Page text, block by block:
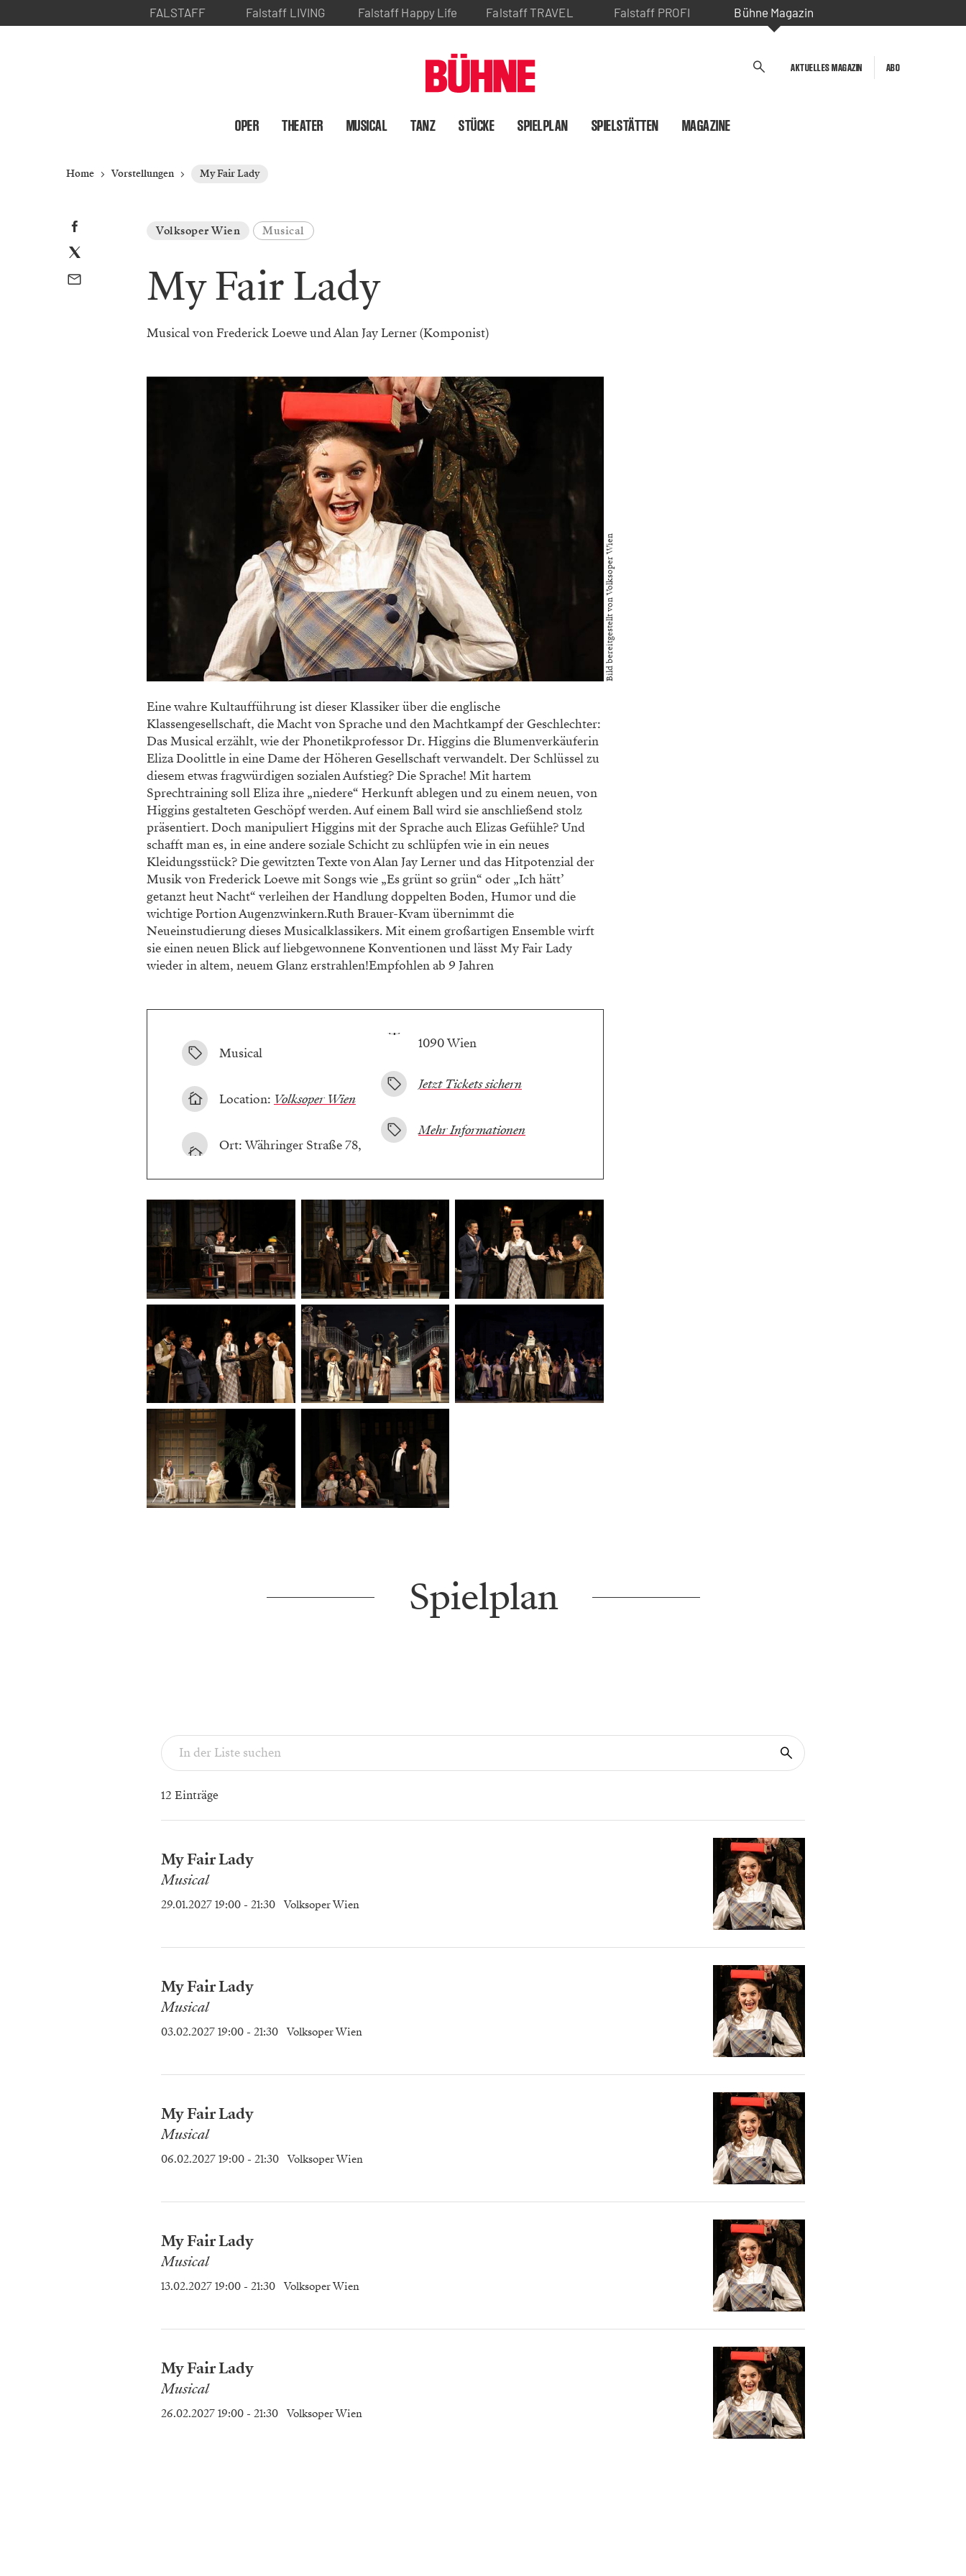
FALSTAFF Falstaff LIVING Falstaff Happy Life Falstaff TRAVEL Falstaff PROFI Bühne Magazin
AKTUELLES MAGAZIN ABO
OPER THEATER MUSICAL TANZ STÜCKE SPIELPLAN SPIELSTÄTTEN MAGAZINE
Home Vorstellungen My Fair Lady
Volksoper Wien Musical
My Fair Lady
Musical von Frederick Loewe und Alan Jay Lerner (Komponist)
Bild bereitgestellt von Volksoper Wien
Eine wahre Kultaufführung ist dieser Klassiker über die englische
Klassengesellschaft, die Macht von Sprache und den Machtkampf der Geschlechter:
Das Musical erzählt, wie der Phonetikprofessor Dr. Higgins die Blumenverkäuferin
Eliza Doolittle in eine Dame der Höheren Gesellschaft verwandelt. Der Schlüssel zu
diesem etwas fragwürdigen sozialen Aufstieg? Die Sprache! Mit hartem
Sprechtraining soll Eliza ihre „niedere“ Herkunft ablegen und zu einem neuen, von
Higgins gestalteten Geschöpf werden. Auf einem Ball wird sie anschließend stolz
präsentiert. Doch manipuliert Higgins mit der Sprache auch Elizas Gefühle? Und
schafft man es, in eine andere soziale Schicht zu schlüpfen wie in ein neues
Kleidungsstück? Die gewitzten Texte von Alan Jay Lerner und das Hitpotenzial der
Musik von Frederick Loewe mit Songs wie „Es grünt so grün“ oder „Ich hätt’
getanzt heut Nacht“ verleihen der Handlung doppelten Boden, Humor und die
wichtige Portion Augenzwinkern.Ruth Brauer-Kvam übernimmt die
Neueinstudierung dieses Musicalklassikers. Mit einem großartigen Ensemble wirft
sie einen neuen Blick auf liebgewonnene Konventionen und lässt My Fair Lady
wieder in altem, neuem Glanz erstrahlen!Empfohlen ab 9 Jahren
Musical
Location: Volksoper Wien
Ort: Währinger Straße 78,
1090 Wien
Jetzt Tickets sichern
Mehr Informationen
Spielplan
12 Einträge
My Fair Lady
Musical
29.01.2027 19:00 - 21:30 Volksoper Wien
My Fair Lady
Musical
03.02.2027 19:00 - 21:30 Volksoper Wien
My Fair Lady
Musical
06.02.2027 19:00 - 21:30 Volksoper Wien
My Fair Lady
Musical
13.02.2027 19:00 - 21:30 Volksoper Wien
My Fair Lady
Musical
26.02.2027 19:00 - 21:30 Volksoper Wien